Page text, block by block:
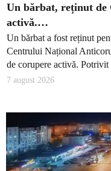
Un bărbat, reținut de
activă.…
Un bărbat a fost reținut
Centrului Național
de corupere activă.
7 august 2026